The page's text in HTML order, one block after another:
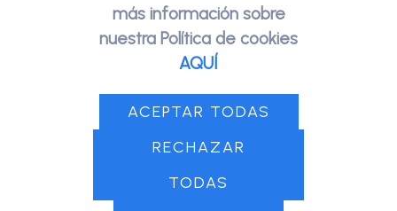
Ariolo Cloud Services es una marca de
Tecnología Flexible S.L.
más información sobre
nuestra Política de cookies
AQUÍ
ACEPTAR TODAS
RECHAZAR
TODAS